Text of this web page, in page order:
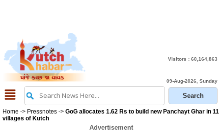
Visitors : 60,164,863
09-Aug-2026, Sunday
Home -> Pressnotes -> GoG allocates 1.62 Rs to build new Panchayt Ghar in 11
villages of Kutch
Advertisement